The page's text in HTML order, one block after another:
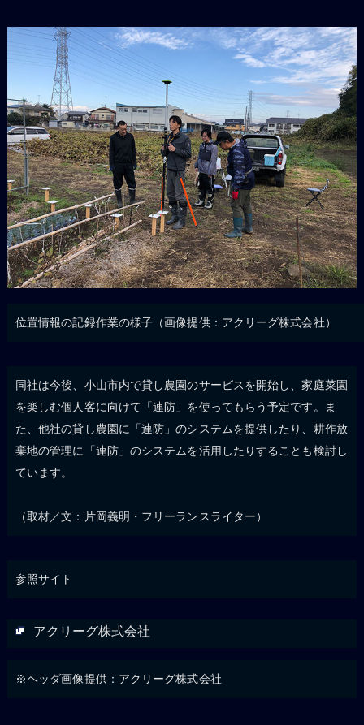
位置情報の記録作業の様子（画像提供：アクリーグ株式会社）
同社は今後、小山市内で貸し農園のサービスを開始し、家庭菜園
を楽しむ個人客に向けて「連防」を使ってもらう予定です。ま
た、他社の貸し農園に「連防」のシステムを提供したり、耕作放
棄地の管理に「連防」のシステムを活用したりすることも検討し
ています。
（取材／文：片岡義明・フリーランスライター）
参照サイト
アクリーグ株式会社
※ヘッダ画像提供：アクリーグ株式会社